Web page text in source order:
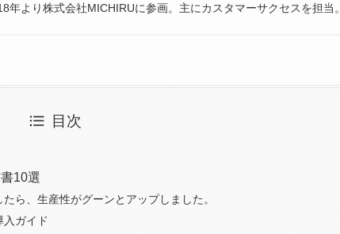
より株式会社MICHIRUに参画。主にカスタマーサクセスを担当。
目次
10選
ら、生産性がグーンとアップしました。
入ガイド